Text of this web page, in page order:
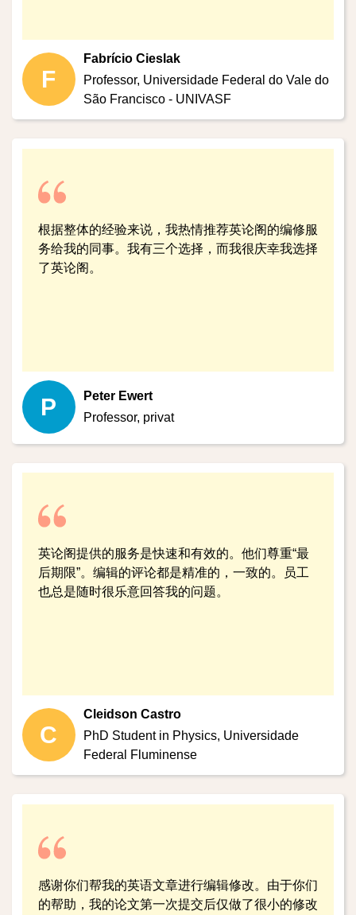
F
Fabrício Cieslak
Professor, Universidade Federal do Vale do
São Francisco - UNIVASF
根据整体的经验来说，我热情推荐英论阁的编修服
务给我的同事。我有三个选择，而我很庆幸我选择
了英论阁。
P
Peter Ewert
Professor, privat
英论阁提供的服务是快速和有效的。他们尊重“最
后期限”。编辑的评论都是精准的，一致的。员工
也总是随时很乐意回答我的问题。
C
Cleidson Castro
PhD Student in Physics, Universidade
Federal Fluminense
感谢你们帮我的英语文章进行编辑修改。由于你们
的帮助，我的论文第一次提交后仅做了很小的修改